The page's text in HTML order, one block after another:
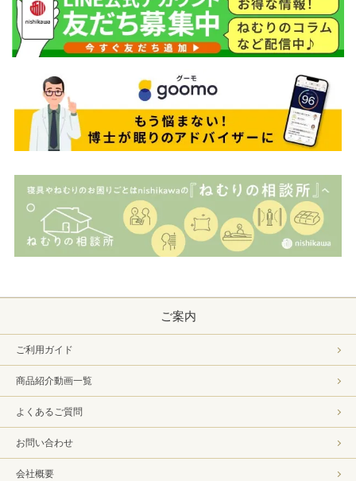
ご案内
ご利用ガイド
商品紹介動画一覧
よくあるご質問
お問い合わせ
会社概要